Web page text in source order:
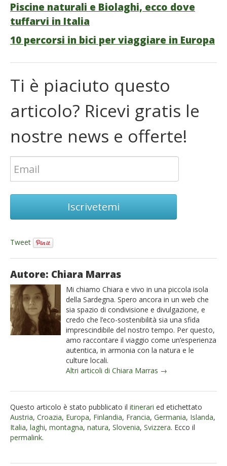
Piscine naturali e Biolaghi, ecco dove
tuffarvi in Italia
10 percorsi in bici per viaggiare in Europa
Ti è piaciuto questo
articolo? Ricevi gratis le
nostre news e offerte!
Iscrivetemi
Tweet
Autore: Chiara Marras
Mi chiamo Chiara e vivo in una piccola isola
della Sardegna. Spero ancora in un web che
sia spazio di condivisione e divulgazione, e
credo che l’eco-sostenibilità sia una sfida
imprescindibile del nostro tempo. Per questo,
amo raccontare il viaggio come un’esperienza
autentica, in armonia con la natura e le
culture locali.
Altri articoli di Chiara Marras →
Questo articolo è stato pubblicato il itinerari ed etichettato
Austria, Croazia, Europa, Finlandia, Francia, Germania, Islanda,
Italia, laghi, montagna, natura, Slovenia, Svizzera. Ecco il
permalink.